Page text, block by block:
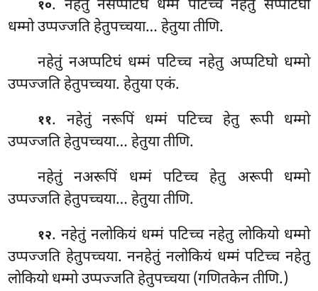
१०. नहेतुं नसप्पटिघं धम्मं पटिच्च नहेतु सप्पटिघो
धम्मो उप्पज्जति हेतुपच्चया… हेतुया तीणि.
नहेतुंनअप्पटिघं धम्मं पटिच्च नहेतु अप्पटिघो धम्मो
उप्पज्जति हेतुपच्चया. हेतुया एकं.
११. नहेतुं नरूपिं धम्मं पटिच्च हेतु रूपी धम्मो
उप्पज्जति हेतुपच्चया… हेतुया तीणि.
नहेतुं नअरूपिं धम्मं पटिच्च हेतु अरूपी धम्मो
उप्पज्जति हेतुपच्चया… हेतुया तीणि.
१२. नहेतुं नलोकियं धम्मं पटिच्च नहेतु लोकियो धम्मो
उप्पज्जति हेतुपच्चया. ननहेतुं नलोकियं धम्मं पटिच्च नहेतु
लोकियो धम्मो उप्पज्जति हेतुपच्चया (गणितकेन तीणि.)